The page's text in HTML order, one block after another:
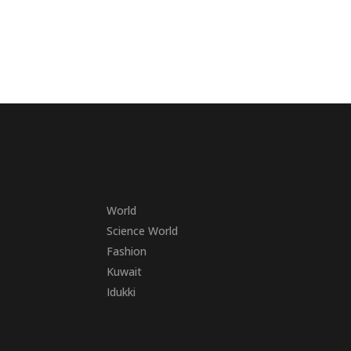
World
Science World
Fashion
Kuwait
Idukki